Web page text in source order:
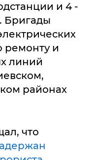
и 4 -
Бригады
ремонту и
линий
районах
что